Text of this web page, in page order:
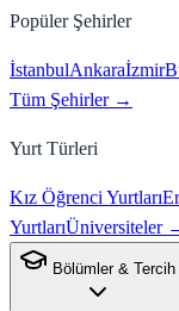
Popüler Şehirler
İstanbulAnkaraİzmir
Tüm Şehirler →
Yurt Türleri
Kız Öğrenci Yurtları
YurtlarıÜniversiteler
Bölümler & Tercih